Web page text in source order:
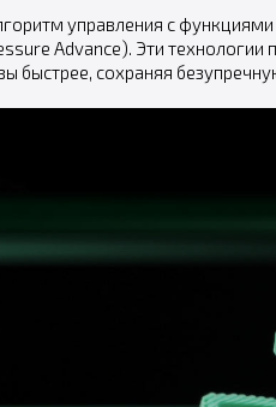
управления с
Advance). Эти
быстрее, сохраняя